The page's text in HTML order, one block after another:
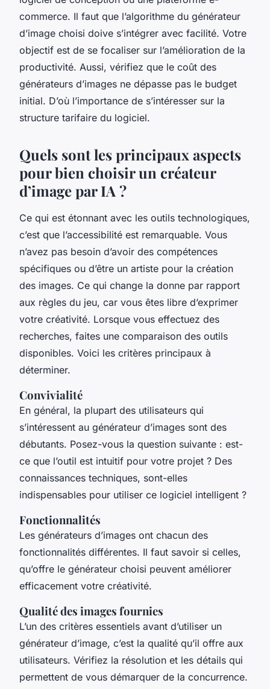
commerce. Il faut que l’algorithme du générateur
d’image choisi doive s’intégrer avec facilité. Votre
objectif est de se focaliser sur l’amélioration de la
productivité. Aussi, vérifiez que le coût des
générateurs d’images ne dépasse pas le budget
initial. D’où l’importance de s’intéresser sur la
structure tarifaire du logiciel.
Quels sont les principaux aspects
pour bien choisir un créateur
d’image par IA ?
Ce qui est étonnant avec les outils technologiques,
c’est que l’accessibilité est remarquable. Vous
n’avez pas besoin d’avoir des compétences
spécifiques ou d’être un artiste pour la création
des images. Ce qui change la donne par rapport
aux règles du jeu, car vous êtes libre d’exprimer
votre créativité. Lorsque vous effectuez des
recherches, faites une comparaison des outils
disponibles. Voici les critères principaux à
déterminer.
Convivialité
En général, la plupart des utilisateurs qui
s’intéressent au générateur d’images sont des
débutants. Posez-vous la question suivante : est-
ce que l’outil est intuitif pour votre projet ? Des
connaissances techniques, sont-elles
indispensables pour utiliser ce logiciel intelligent ?
Fonctionnalités
Les générateurs d’images ont chacun des
fonctionnalités différentes. Il faut savoir si celles,
qu’offre le générateur choisi peuvent améliorer
efficacement votre créativité.
Qualité des images fournies
L’un des critères essentiels avant d’utiliser un
générateur d’image, c’est la qualité qu’il offre aux
utilisateurs. Vérifiez la résolution et les détails qui
permettent de vous démarquer de la concurrence.